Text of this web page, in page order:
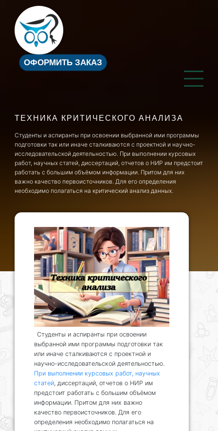
ОФОРМИТЬ ЗАКАЗ
ТЕХНИКА КРИТИЧЕСКОГО АНАЛИЗА
Студенты и аспиранты при освоении выбранной ими программы
подготовки так или иначе сталкиваются с проектной и научно-
исследовательской деятельностью. При выполнении курсовых
работ, научных статей, диссертаций, отчетов о НИР им предстоит
работать с большим объёмом информации. Притом для них
важно качество первоисточников. Для его определения
необходимо полагаться на критический анализ данных.
Студенты и аспиранты при освоении
выбранной ими программы подготовки так
или иначе сталкиваются с проектной и
научно-исследовательской деятельностью.
При выполнении курсовых работ, научных
статей, диссертаций, отчетов о НИР им
предстоит работать с большим объёмом
информации. Притом для них важно
качество первоисточников. Для его
определения необходимо полагаться на